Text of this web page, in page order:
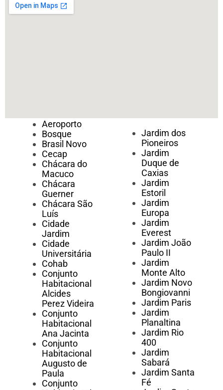
Aeroporto
Bosque
Brasil Novo
Cecap
Chácara do
Macuco
Chácara
Guerner
Chácara São
Luís
Cidade
Jardim
Cidade
Universitária
Cohab
Conjunto
Habitacional
Alcides
Perez Videira
Conjunto
Habitacional
Ana Jacinta
Conjunto
Habitacional
Augusto de
Paula
Conjunto
Jardim dos
Pioneiros
Jardim
Duque de
Caxias
Jardim
Estoril
Jardim
Europa
Jardim
Everest
Jardim João
Paulo II
Jardim
Monte Alto
Jardim Novo
Bongiovanni
Jardim Paris
Jardim
Planaltina
Jardim Rio
400
Jardim
Sabará
Jardim Santa
Fé